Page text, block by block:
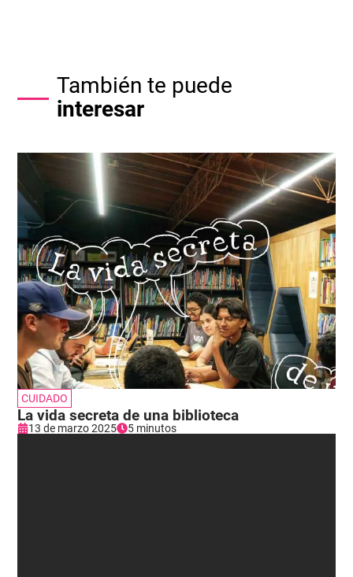
También te puede
interesar
CUIDADO
La vida secreta de una biblioteca
13 de marzo 2025 5 minutos